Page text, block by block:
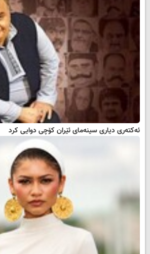
ئەکتەری دیاری سینەمای ئێران کۆچی دوایی کرد